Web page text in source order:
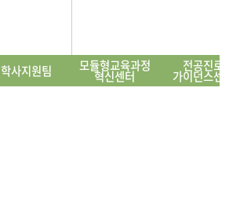
학사지원팀 모듈형교육과정
혁신센터
전공진로
가이던스센